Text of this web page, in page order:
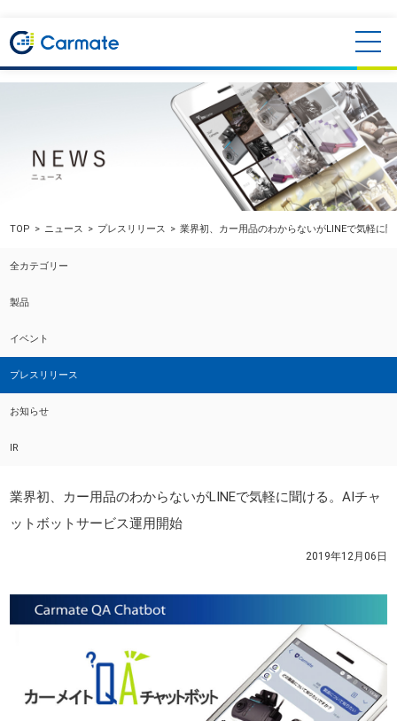
TOP ニュース プレスリリース 業界初、カー用品のわからないがLINEで気軽に
全カテゴリー
製品
イベント
プレスリリース
お知らせ
IR
業界初、カー用品のわからないがLINEで気軽に聞ける。AIチャ
ットボットサービス運用開始
2019年12月06日